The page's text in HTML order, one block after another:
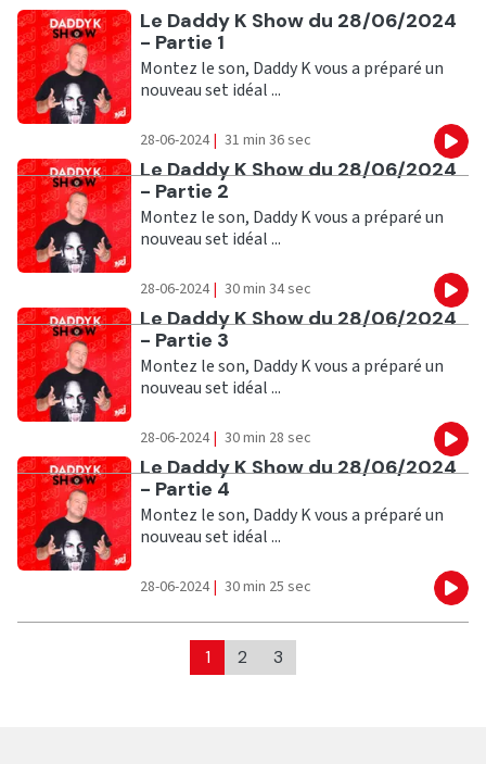
Ecouter
Le Daddy K Show du 28/06/2024
- Partie 1
Montez le son, Daddy K vous a préparé un
nouveau set idéal ...
28-06-2024 | 31 min 36 sec
Ecouter
Le Daddy K Show du 28/06/2024
- Partie 2
Montez le son, Daddy K vous a préparé un
nouveau set idéal ...
28-06-2024 | 30 min 34 sec
Ecouter
Le Daddy K Show du 28/06/2024
- Partie 3
Montez le son, Daddy K vous a préparé un
nouveau set idéal ...
28-06-2024 | 30 min 28 sec
Ecouter
Le Daddy K Show du 28/06/2024
- Partie 4
Montez le son, Daddy K vous a préparé un
nouveau set idéal ...
28-06-2024 | 30 min 25 sec
1 2 3